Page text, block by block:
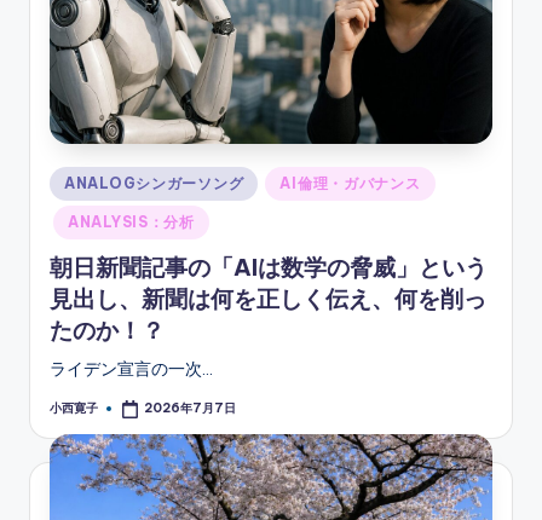
Posted
in
ANALOGシンガーソング AI倫理・ガバナンス
ANALYSIS：分析
朝日新聞記事の「AIは数学の脅威」という
見出し、新聞は何を正しく伝え、何を削っ
たのか！？
ライデン宣言の一次…
Posted
小西寛子 2026年7月7日